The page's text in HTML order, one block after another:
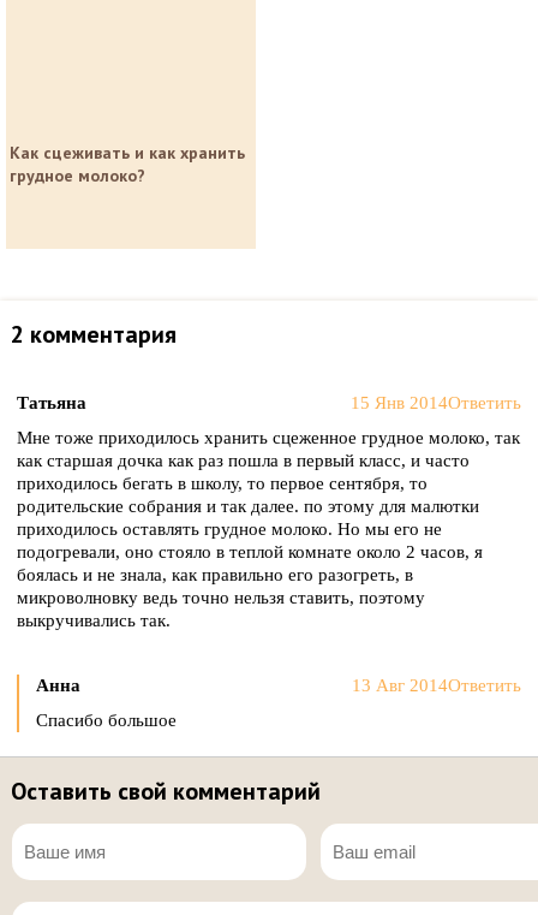
Как сцеживать и как хранить
грудное молоко?
2 комментария
Татьяна 15 Янв 2014Ответить
Мне тоже приходилось хранить сцеженное грудное молоко, так
как старшая дочка как раз пошла в первый класс, и часто
приходилось бегать в школу, то первое сентября, то
родительские собрания и так далее. по этому для малютки
приходилось оставлять грудное молоко. Но мы его не
подогревали, оно стояло в теплой комнате около 2 часов, я
боялась и не знала, как правильно его разогреть, в
микроволновку ведь точно нельзя ставить, поэтому
выкручивались так.
Анна 13 Авг 2014Ответить
Спасибо большое
Оставить свой комментарий